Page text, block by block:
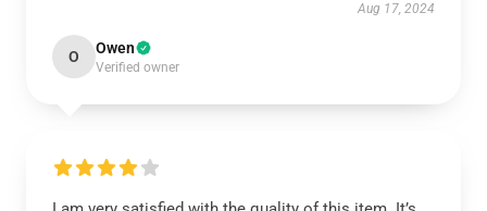
Aug 17, 2024
O Owen
Verified owner